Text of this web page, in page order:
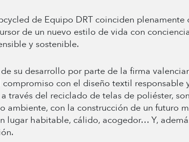
de Equipo DRT coinciden plenamente
de un nuevo estilo de vida con
y sostenible.
su desarrollo por parte de la firma
con el diseño textil responsable
través del reciclado de telas de poliéster,
ambiente, con la construcción de un futuro
lugar habitable, cálido, acogedor… Y,